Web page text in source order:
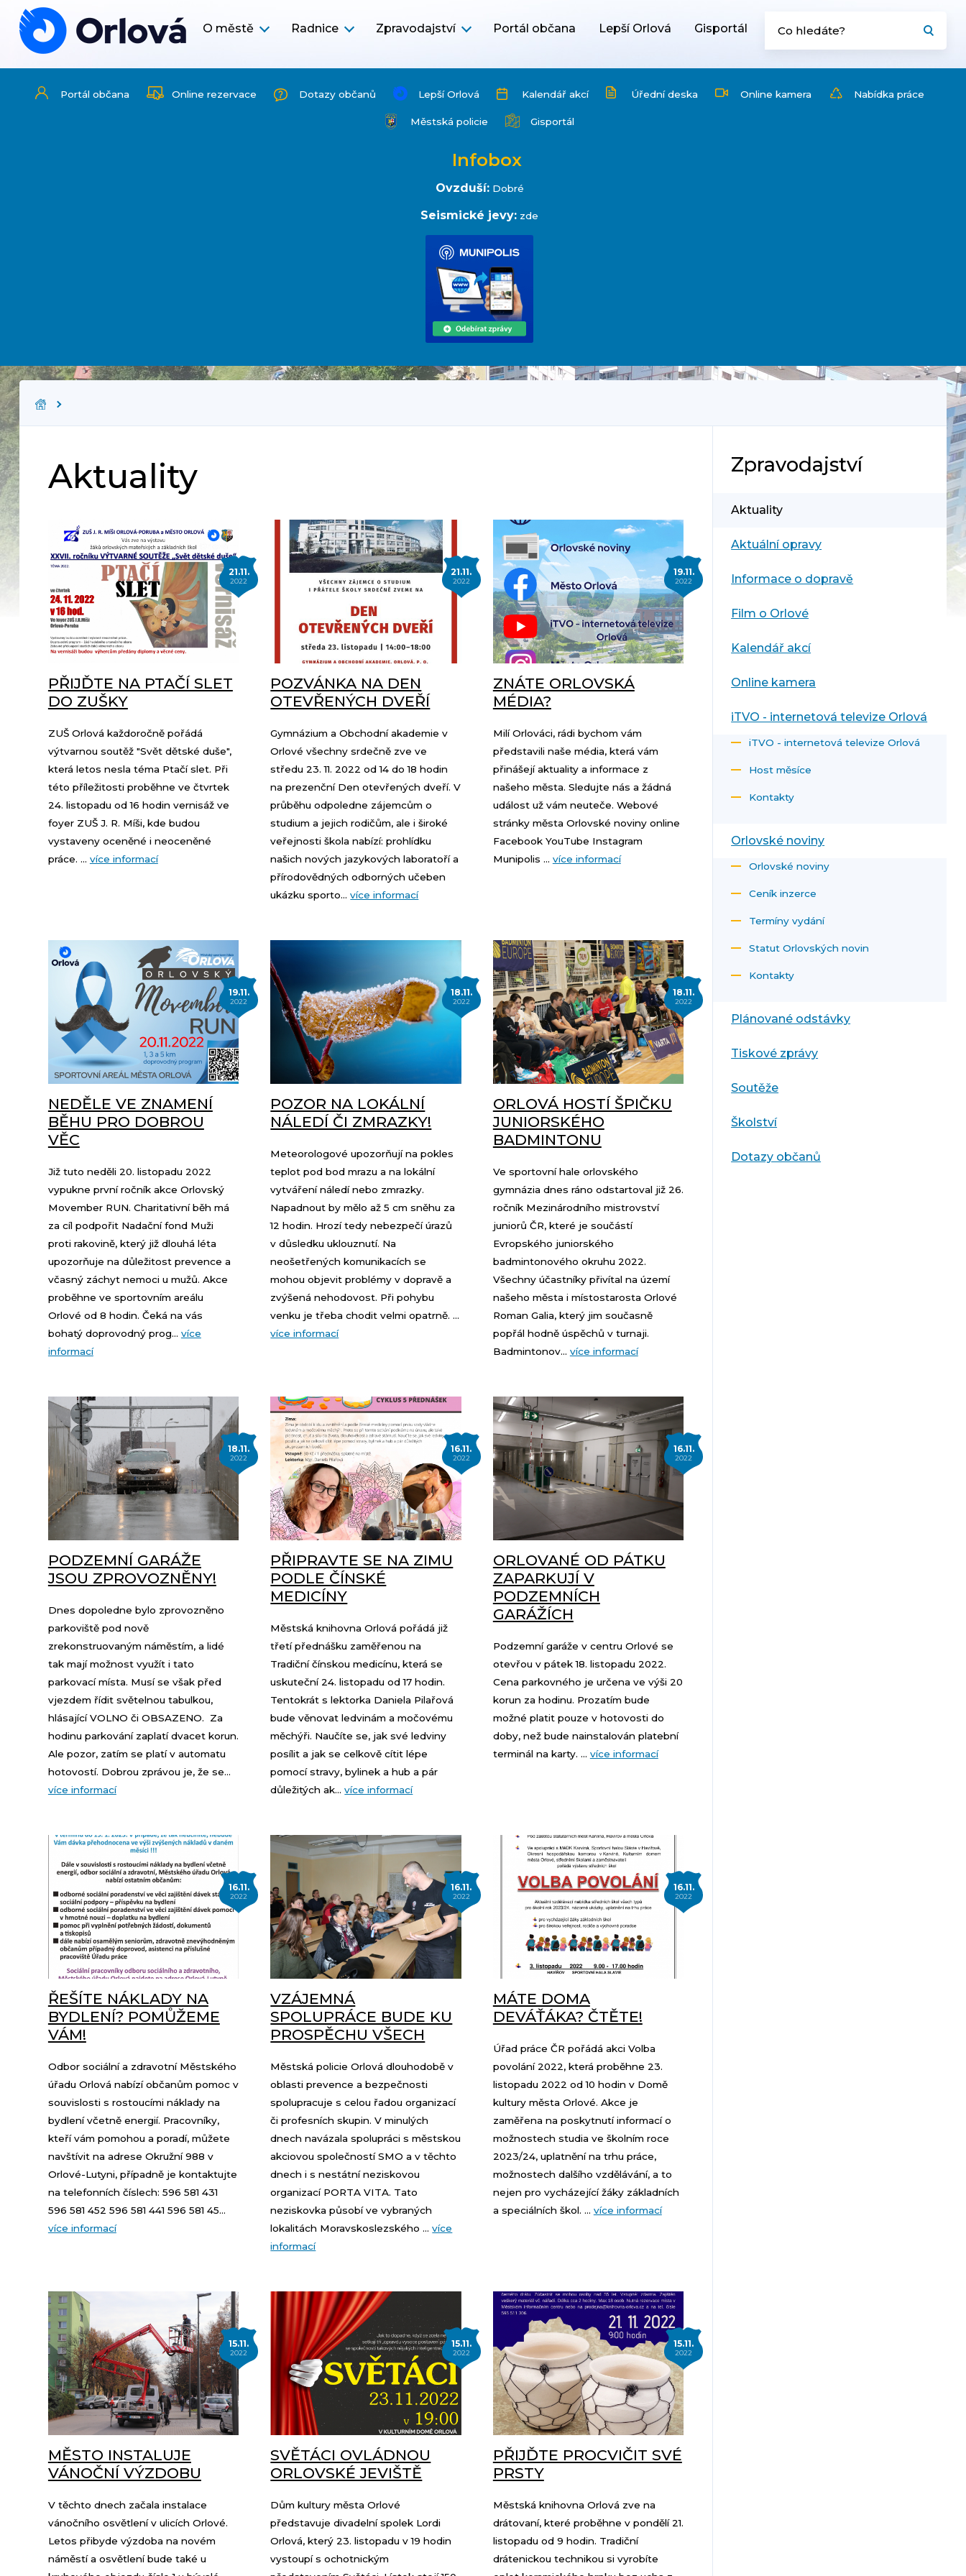
O městě Radnice Zpravodajství Portál občana Lepší Orlová Gisportál
Portál občana Online rezervace Dotazy občanů Lepší Orlová Kalendář akcí Úřední deska Online kamera Nabídka práce
Městská policie Gisportál
Infobox
Ovzduší: Dobré
Seismické jevy: zde
Aktuality
21.11.
2022
PŘIJĎTE NA PTAČÍ SLET
DO ZUŠKY
ZUŠ Orlová každoročně pořádá
výtvarnou soutěž "Svět dětské duše",
která letos nesla téma Ptačí slet. Při
této příležitosti proběhne ve čtvrtek
24. listopadu od 16 hodin vernisáž ve
foyer ZUŠ J. R. Míši, kde budou
vystaveny oceněné i neoceněné
práce. ... více informací
21.11.
2022
POZVÁNKA NA DEN
OTEVŘENÝCH DVEŘÍ
Gymnázium a Obchodní akademie v
Orlové všechny srdečně zve ve
středu 23. 11. 2022 od 14 do 18 hodin
na prezenční Den otevřených dveří. V
průběhu odpoledne zájemcům o
studium a jejich rodičům, ale i široké
veřejnosti škola nabízí: prohlídku
našich nových jazykových laboratoří a
přírodovědných odborných učeben
ukázku sporto...více informací
19.11.
2022
ZNÁTE ORLOVSKÁ
MÉDIA?
Milí Orlováci, rádi bychom vám
představili naše média, která vám
přinášejí aktuality a informace z
našeho města. Sledujte nás a žádná
událost už vám neuteče. Webové
stránky města Orlovské noviny online
Facebook YouTube Instagram
Munipolis ... více informací
19.11.
2022
NEDĚLE VE ZNAMENÍ
BĚHU PRO DOBROU
VĚC
Již tuto neděli 20. listopadu 2022
vypukne první ročník akce Orlovský
Movember RUN. Charitativní běh má
za cíl podpořit Nadační fond Muži
proti rakovině, který již dlouhá léta
upozorňuje na důležitost prevence a
včasný záchyt nemoci u mužů. Akce
proběhne ve sportovním areálu
Orlové od 8 hodin. Čeká na vás
bohatý doprovodný prog... více
informací
18.11.
2022
POZOR NA LOKÁLNÍ
NÁLEDÍ ČI ZMRAZKY!
Meteorologové upozorňují na pokles
teplot pod bod mrazu a na lokální
vytváření náledí nebo zmrazky.
Napadnout by mělo až 5 cm sněhu za
12 hodin. Hrozí tedy nebezpečí úrazů
v důsledku uklouznutí. Na
neošetřených komunikacích se
mohou objevit problémy v dopravě a
zvýšená nehodovost. Při pohybu
venku je třeba chodit velmi opatrně. ...
více informací
18.11.
2022
ORLOVÁ HOSTÍ ŠPIČKU
JUNIORSKÉHO
BADMINTONU
Ve sportovní hale orlovského
gymnázia dnes ráno odstartoval již 26.
ročník Mezinárodního mistrovství
juniorů ČR, které je součástí
Evropského juniorského
badmintonového okruhu 2022.
Všechny účastníky přivítal na území
našeho města i místostarosta Orlové
Roman Galia, který jim současně
popřál hodně úspěchů v turnaji.
Badmintonov... více informací
18.11.
2022
PODZEMNÍ GARÁŽE
JSOU ZPROVOZNĚNY!
Dnes dopoledne bylo zprovozněno
parkoviště pod nově
zrekonstruovaným náměstím, a lidé
tak mají možnost využít i tato
parkovací místa. Musí se však před
vjezdem řídit světelnou tabulkou,
hlásající VOLNO či OBSAZENO. Za
hodinu parkování zaplatí dvacet korun.
Ale pozor, zatím se platí v automatu
hotovostí. Dobrou zprávou je, že se...
více informací
16.11.
2022
PŘIPRAVTE SE NA ZIMU
PODLE ČÍNSKÉ
MEDICÍNY
Městská knihovna Orlová pořádá již
třetí přednášku zaměřenou na
Tradiční čínskou medicínu, která se
uskuteční 24. listopadu od 17 hodin.
Tentokrát s lektorka Daniela Pilařová
bude věnovat ledvinám a močovému
měchýři. Naučíte se, jak své ledviny
posílit a jak se celkově cítit lépe
pomocí stravy, bylinek a hub a pár
důležitých ak...více informací
16.11.
2022
ORLOVANÉ OD PÁTKU
ZAPARKUJÍ V
PODZEMNÍCH
GARÁŽÍCH
Podzemní garáže v centru Orlové se
otevřou v pátek 18. listopadu 2022.
Cena parkovného je určena ve výši 20
korun za hodinu. Prozatím bude
možné platit pouze v hotovosti do
doby, než bude nainstalován platební
terminál na karty. ... více informací
16.11.
2022
ŘEŠÍTE NÁKLADY NA
BYDLENÍ? POMŮŽEME
VÁM!
Odbor sociální a zdravotní Městského
úřadu Orlová nabízí občanům pomoc v
souvislosti s rostoucími náklady na
bydlení včetně energií. Pracovníky,
kteří vám pomohou a poradí, můžete
navštívit na adrese Okružní 988 v
Orlové-Lutyni, případně je kontaktujte
na telefonních číslech: 596 581 431
596 581 452 596 581 441 596 581 45...
více informací
16.11.
2022
VZÁJEMNÁ
SPOLUPRÁCE BUDE KU
PROSPĚCHU VŠECH
Městská policie Orlová dlouhodobě v
oblasti prevence a bezpečnosti
spolupracuje s celou řadou organizací
či profesních skupin. V minulých
dnech navázala spolupráci s městskou
akciovou společností SMO a v těchto
dnech i s nestátní neziskovou
organizací PORTA VITA. Tato
neziskovka působí ve vybraných
lokalitách Moravskoslezského ...více
informací
16.11.
2022
MÁTE DOMA
DEVÁŤÁKA? ČTĚTE!
Úřad práce ČR pořádá akci Volba
povolání 2022, která proběhne 23.
listopadu 2022 od 10 hodin v Domě
kultury města Orlové. Akce je
zaměřena na poskytnutí informací o
možnostech studia ve školním roce
2023/24, uplatnění na trhu práce,
možnostech dalšího vzdělávání, a to
nejen pro vycházející žáky základních
a speciálních škol. ... více informací
15.11.
2022
MĚSTO INSTALUJE
VÁNOČNÍ VÝZDOBU
V těchto dnech začala instalace
vánočního osvětlení v ulicích Orlové.
Letos přibyde výzdoba na novém
náměstí a osvětlení bude také u
15.11.
2022
SVĚTÁCI OVLÁDNOU
ORLOVSKÉ JEVIŠTĚ
Dům kultury města Orlové
představuje divadelní spolek Lordi
Orlová, který 23. listopadu v 19 hodin
vystoupí s ochotnickým
15.11.
2022
PŘIJĎTE PROCVIČIT SVÉ
PRSTY
Městská knihovna Orlová zve na
drátovaní, které proběhne v pondělí 21.
listopadu od 9 hodin. Tradiční
drátenickou technikou si vyrobíte
Zpravodajství
Aktuality
Aktuální opravy
Informace o dopravě
Film o Orlové
Kalendář akcí
Online kamera
iTVO - internetová televize Orlová
iTVO - internetová televize Orlová
Host měsíce
Kontakty
Orlovské noviny
Orlovské noviny
Ceník inzerce
Termíny vydání
Statut Orlovských novin
Kontakty
Plánované odstávky
Tiskové zprávy
Soutěže
Školství
Dotazy občanů